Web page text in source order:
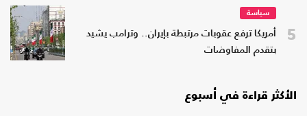
5
سياسة
أمريكا ترفع عقوبات مرتبطة بإيران.. وترامب يشيد
بتقدم المفاوضات
الأكثر قراءة في أسبوع